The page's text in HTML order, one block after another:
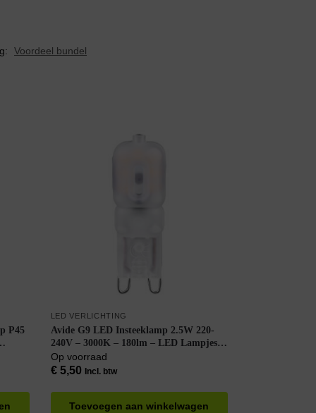
Voordeel bundel
P45
LED VERLICHTING
Avide G9 LED Insteeklamp 2.5W 220-
240V – 3000K – 180lm – LED Lampjes
Insteek – Warm wit licht – Vervangt
25W lamp
Op voorraad
€5,50 Incl. btw
Toevoegen aan winkelwagen